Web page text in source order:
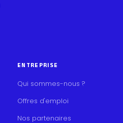
ENTREPRISE
Qui sommes-nous ?
Offres d'emploi
Nos partenaires